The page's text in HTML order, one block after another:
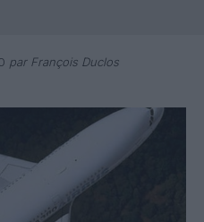
par François Duclos